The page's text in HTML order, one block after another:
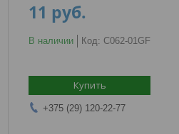
11 руб.
В наличии Код: C062-01GF
Купить
+375 (29) 120-22-77